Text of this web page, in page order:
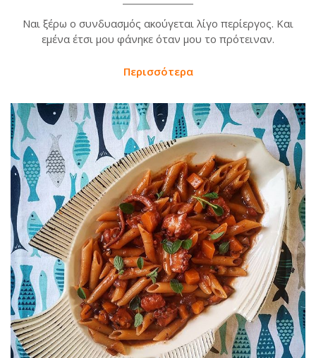
Ναι ξέρω ο συνδυασμός ακούγεται λίγο περίεργος. Και
εμένα έτσι μου φάνηκε όταν μου το πρότειναν.
Περισσότερα